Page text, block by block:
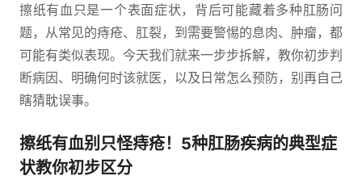
擦纸有血只是一个表面症状，背后可能藏着多种肛肠问
题，从常见的痔疮、肛裂，到需要警惕的息肉、肿瘤，都
可能有类似表现。今天我们就来一步步拆解，教你初步判
断病因、明确何时该就医，以及日常怎么预防，别再自己
瞎猜耽误事。
擦纸有血别只怪痔疮！5种肛肠疾病的典型症
状教你初步区分